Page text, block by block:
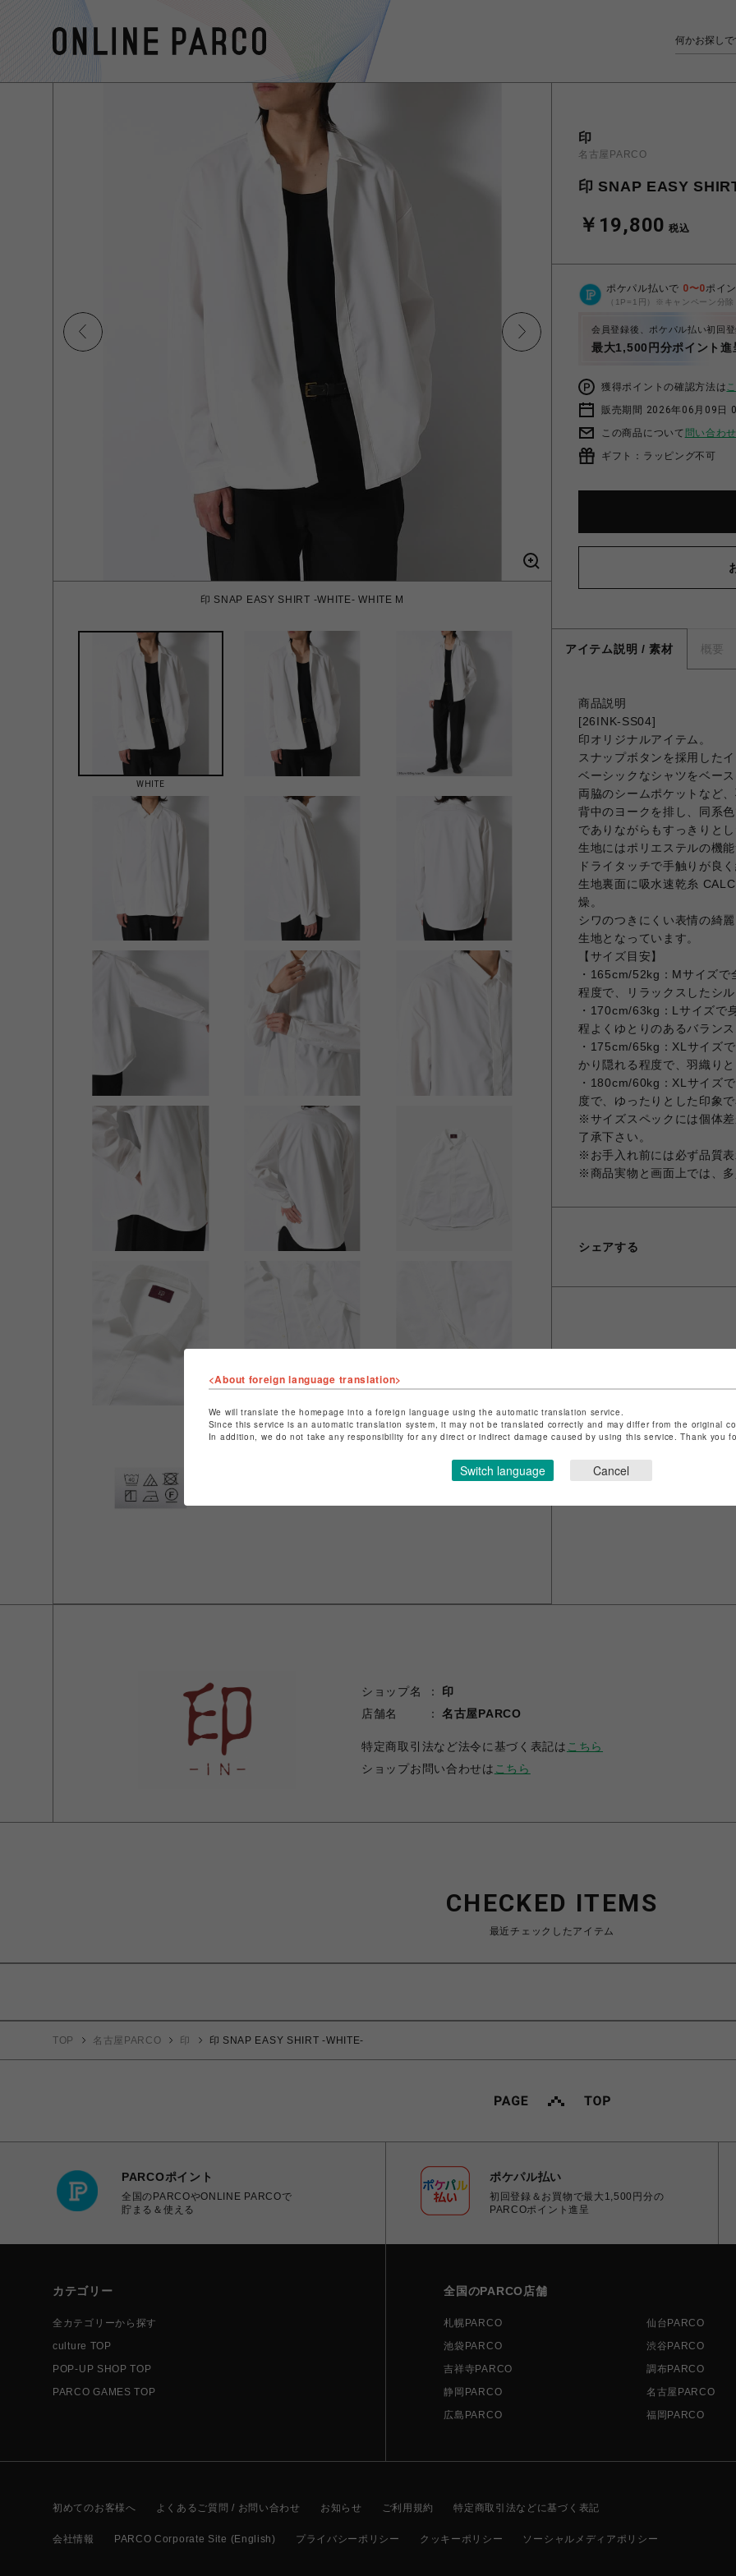
印 SNAP EASY SHIRT -WHITE- WHITE M
WHITE
印
名古屋PARCO
印 SNAP EASY
￥19,800 税込
ポケパル払いで 0〜0ポイ
（1P=1円）※キャンペーン分除
会員登録後、ポケパル払い初回
最大1,500円分ポイント進
獲得ポイントの確認方法は
販売期間 2026年06月09日
この商品について 問い合わ
ギフト：ラッピング不可
アイテム説明 / 素材 概要
商品説明
[26INK-SS04]
印オリジナルアイテム。
スナップボタンを採用した
ベーシックなシャツをベー
両脇のシームポケットなど
背中のヨークを排し、同系
でありながらもすっきりと
生地にはポリエステルの機能
ドライタッチで手触りが良
生地裏面に吸水速乾糸
燥。
シワのつきにくい表情の綺
生地となっています。
【サイズ目安】
・165cm/52kg：Mサイズ
程度で、リラックスしたシ
・170cm/63kg：Lサイズで
程よくゆとりのあるバランス
・175cm/65kg：XLサイズ
かり隠れる程度で、羽織り
・180cm/60kg：XLサイズ
度で、ゆったりとした印象で
※サイズスペックには個体
了承下さい。
※お手入れ前には必ず品質表
※商品実物と画面上では、多
シェアする
ショップ名
印
店舗名
名古屋PARCO
特定商取引法など法令に基づく表記は こちら
ショップお問い合わせは こちら
CHECKED ITEMS
最近チェックしたアイテム
TOP 名古屋PARCO 印 印 SNAP EASY SHIRT -WHITE-
PARCOポイント
全国のPARCOやONLINE PARCOで
貯まる＆使える
ポケパル払い
初回登録＆お買物で最大1,500円分の
PARCOポイント進呈
カテゴリー
全カテゴリーから探す
culture TOP
POP-UP SHOP TOP
PARCO GAMES TOP
全国のPARCO店舗
札幌PARCO 仙台PARCO
池袋PARCO
渋谷PARCO
吉祥寺PARCO
調布PARCO
静岡PARCO
名古屋PARCO
広島PARCO
福岡PARCO
初めてのお客様へ よくあるご質問 / お問い合わせ お知らせ ご利用規約 特定商取引法などに基づく表記
会社情報 PARCO Corporate Site (English) プライバシーポリシー クッキーポリシー ソーシャルメディアポリシー
<About foreign language translation>
We will translate the homepage into a foreign language using the automatic translation service.
Since this service is an automatic translation system, it may not be translated correctly and may differ from the original
In addition, we do not take any responsibility for any direct or indirect damage caused by using this service. Thank you
Switch language Cancel